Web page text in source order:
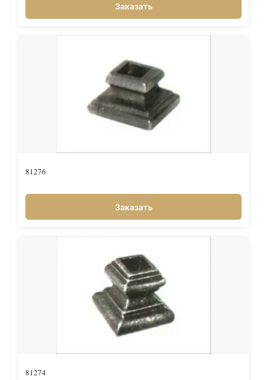
Заказать
81276
Заказать
81274